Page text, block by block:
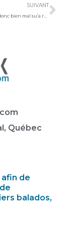
SUIVANT
Éditorial : Ça va donc bien mal su’a rue principale!
Québec
de
balados,